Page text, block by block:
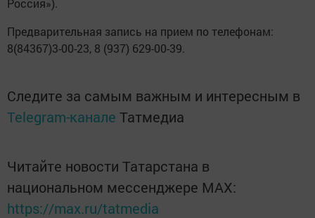
Предварительная запись на прием по телефонам:
8(84367)3-00-23, 8 (937) 629-00-39.
Следите за самым важным и интересным в
Telegram-канале Татмедиа
Читайте новости Татарстана в
национальном мессенджере MАХ:
https://max.ru/tatmedia